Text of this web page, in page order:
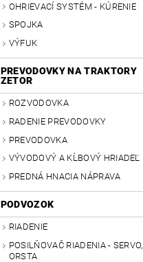
OHRIEVACÍ SYSTÉM - KÚRENIE
SPOJKA
VÝFUK
PREVODOVKY NA TRAKTORY
ZETOR
ROZVODOVKA
RADENIE PREVODOVKY
PREVODOVKA
VÝVODOVÝ A KĹBOVÝ HRIADEĽ
PREDNÁ HNACIA NÁPRAVA
PODVOZOK
RIADENIE
POSILŇOVAČ RIADENIA - SERVO,
ORSTA